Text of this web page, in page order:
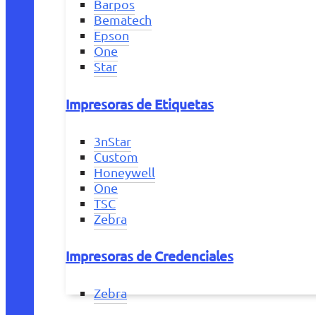
Barpos
Bematech
Epson
One
Star
Impresoras de Etiquetas
3nStar
Custom
Honeywell
One
TSC
Zebra
Impresoras de Credenciales
Zebra